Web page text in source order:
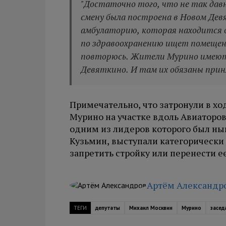
"Достаточно того, что не так
смену была построена в Новом
амбулаторию, которая находится
по здравоохранению ищет
повторюсь. Жители Мурино имеют
Девяткино. И там их обязаны
Примечательно, что затронули в
Мурино на участке вдоль
одним из лидеров которого был
Кузьмин, выступали
запретить стройку или перенести
Артём
ТЕГИ депутаты Михаил Москвин Мурино